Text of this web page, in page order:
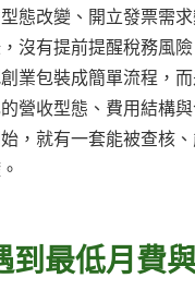
態改變、開立發票需
沒有提前提醒稅務風
業包裝成簡單流程，
營收型態、費用結構
，就有一套能被查核
到最低月費